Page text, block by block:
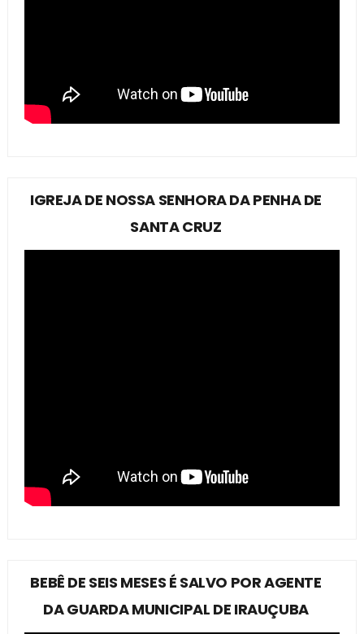
IGREJA DE NOSSA SENHORA DA PENHA DE
SANTA CRUZ
BEBÊ DE SEIS MESES É SALVO POR AGENTE
DA GUARDA MUNICIPAL DE IRAUÇUBA